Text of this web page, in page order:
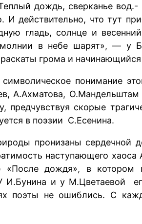
дождь, сверканье
действительно, что тут
гладь, солнце и
в небе шарят», — у
грома и
понимание
А.Ахматова,
предчувствуя скорые
в поэзии С.Есенина.
пронизаны сердечной
наступающего хаоса
«После дождя», в котором
И.Бунина и у М.Цветаевой
поэты не ошиблись. С